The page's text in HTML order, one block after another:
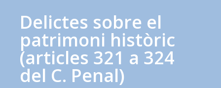
Delictes sobre el
patrimoni històric
(articles 321 a 324
del C. Penal)